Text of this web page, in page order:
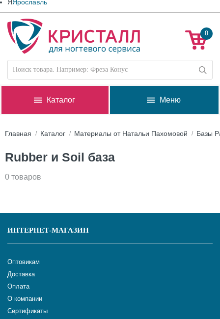
ЯЯрославль
0
Каталог Меню
Главная Каталог Материалы от Натальи Пахомовой Базы
Rubber и Soil база
0 товаров
ИНТЕРНЕТ-МАГАЗИН
Оптовикам
Доставка
Оплата
О компании
Сертификаты